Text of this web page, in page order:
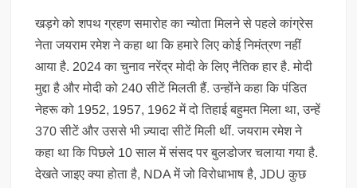
खड़गे को शपथ ग्रहण समारोह का न्योता मिलने से पहले कांग्रेस
नेता जयराम रमेश ने कहा था कि हमारे लिए कोई निमंत्रण नहीं
आया है. 2024 का चुनाव नरेंद्र मोदी के लिए नैतिक हार है. मोदी
मुद्दा है और मोदी को 240 सीटें मिलती हैं. उन्होंने कहा कि पंडित
नेहरू को 1952, 1957, 1962 में दो तिहाई बहुमत मिला था, उन्हें
370 सीटें और उससे भी ज़्यादा सीटें मिली थीं. जयराम रमेश ने
कहा था कि पिछले 10 साल में संसद पर बुलडोजर चलाया गया है.
देखते जाइए क्या होता है, NDA में जो विरोधाभाष है, JDU कुछ